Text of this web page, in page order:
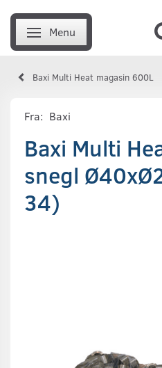
Skifte navigation
Menu
Baxi Multi Heat magasin 600L
Fra: Baxi
Baxi Multi
snegl
34)